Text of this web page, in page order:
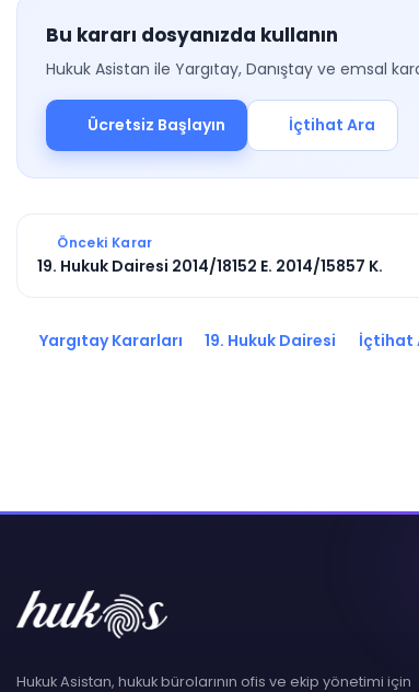
Bu kararı dosyanızda kullanın
Hukuk Asistan ile Yargıtay, Danıştay ve emsal
Ücretsiz Başlayın İçtihat Ara
Önceki Karar
19. Hukuk Dairesi 2014/18152 E. 2014/15857 K.
Yargıtay Kararları 19. Hukuk Dairesi İçtihat
Hukuk Asistan, hukuk bürolarının ofis ve ekip yönetimi için